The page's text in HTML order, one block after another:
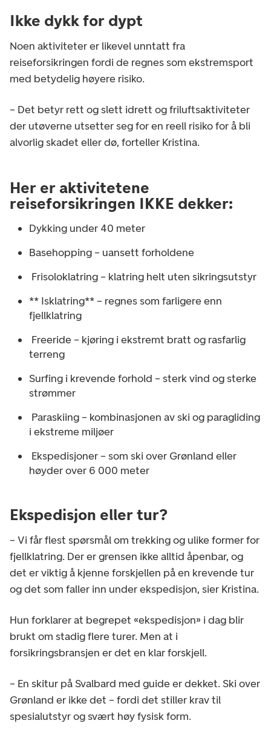
Ikke dykk for dypt
Noen aktiviteter er likevel unntatt fra
reiseforsikringen fordi de regnes som ekstremsport
med betydelig høyere risiko.
– Det betyr rett og slett idrett og friluftsaktiviteter
der utøverne utsetter seg for en reell risiko for å bli
alvorlig skadet eller dø, forteller Kristina.
Her er aktivitetene
reiseforsikringen IKKE dekker:
Dykking under 40 meter
Base­hopping – uansett forholdene
Frisolo­klatring – klatring helt uten sikrings­utstyr
** Isklatring** – regnes som farligere enn
fjellklatring
Freeride – kjøring i ekstremt bratt og rasfarlig
terreng
Surfing i krevende forhold – sterk vind og sterke
strømmer
Paraskiing – kombinasjonen av ski og paragliding
i ekstreme miljøer
Ekspedisjoner – som ski over Grønland eller
høyder over 6 000 meter
Ekspedisjon eller tur?
– Vi får flest spørsmål om trekking og ulike former for
fjellklatring. Der er grensen ikke alltid åpenbar, og
det er viktig å kjenne forskjellen på en krevende tur
og det som faller inn under ekspedisjon, sier Kristina.
Hun forklarer at begrepet «ekspedisjon» i dag blir
brukt om stadig flere turer. Men at i
forsikringsbransjen er det en klar forskjell.
– En skitur på Svalbard med guide er dekket. Ski over
Grønland er ikke det – fordi det stiller krav til
spesialutstyr og svært høy fysisk form.